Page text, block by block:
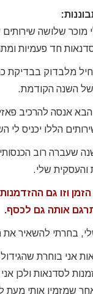
שלושה שירותים
חד פעמיות
מלבדוק בבדיקת
של השנה הקודמת.
הללו יכניס
שעברה רוב
והעסקית שלי.
הזמן וזו גם
אותה גם לכסף.
בחרתי להשאיר את
אני בוחרת
לסדנאות ולכן
שמזמין אותי מעת